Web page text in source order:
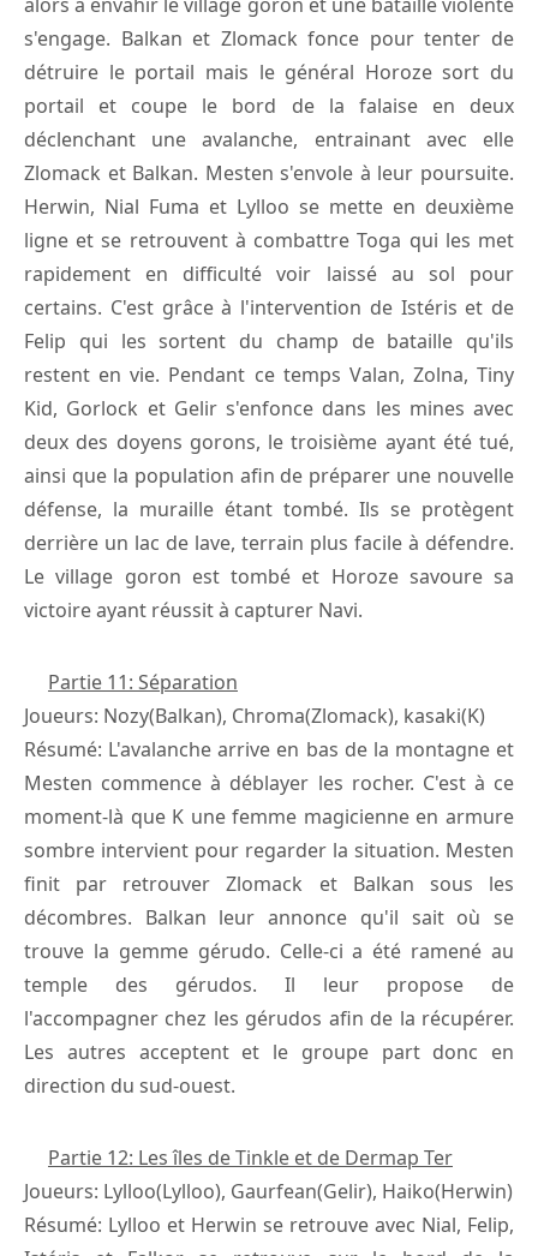
s'engage. Balkan et Zlomack fonce pour tenter de
détruire le portail mais le général Horoze sort du
portail et coupe le bord de la falaise en deux
déclenchant une avalanche, entrainant avec elle
Zlomack et Balkan. Mesten s'envole à leur poursuite.
Herwin, Nial Fuma et Lylloo se mette en deuxième
ligne et se retrouvent à combattre Toga qui les met
rapidement en difficulté voir laissé au sol pour
certains. C'est grâce à l'intervention de Istéris et de
Felip qui les sortent du champ de bataille qu'ils
restent en vie. Pendant ce temps Valan, Zolna, Tiny
Kid, Gorlock et Gelir s'enfonce dans les mines avec
deux des doyens gorons, le troisième ayant été tué,
ainsi que la population afin de préparer une nouvelle
défense, la muraille étant tombé. Ils se protègent
derrière un lac de lave, terrain plus facile à défendre.
Le village goron est tombé et Horoze savoure sa
victoire ayant réussit à capturer Navi.
Partie 11: Séparation
Joueurs: Nozy(Balkan), Chroma(Zlomack), kasaki(K)
Résumé: L'avalanche arrive en bas de la montagne et
Mesten commence à déblayer les rocher. C'est à ce
moment-là que K une femme magicienne en armure
sombre intervient pour regarder la situation. Mesten
finit par retrouver Zlomack et Balkan sous les
décombres. Balkan leur annonce qu'il sait où se
trouve la gemme gérudo. Celle-ci a été ramené au
temple des gérudos. Il leur propose de
l'accompagner chez les gérudos afin de la récupérer.
Les autres acceptent et le groupe part donc en
direction du sud-ouest.
Partie 12: Les îles de Tinkle et de Dermap Ter
Joueurs: Lylloo(Lylloo), Gaurfean(Gelir), Haiko(Herwin)
Résumé: Lylloo et Herwin se retrouve avec Nial, Felip,